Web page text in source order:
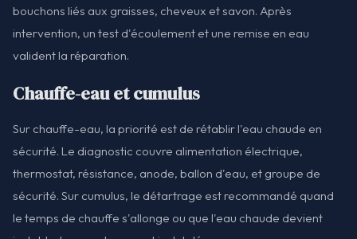
bouchons liés aux graisses, cheveux et savon. Après
intervention, un test d'écoulement et une remise en eau
valident la réparation.
Chauffe-eau et cumulus
Sur chauffe-eau, la priorité est de rétablir l'eau chaude en
sécurité. Le diagnostic couvre alimentation électrique,
thermostat, résistance, anode, ballon d'eau, et groupe de
sécurité. Sur cumulus, le détartrage est recommandé quand
le temps de chauffe s'allonge ou que l'eau chaude devient